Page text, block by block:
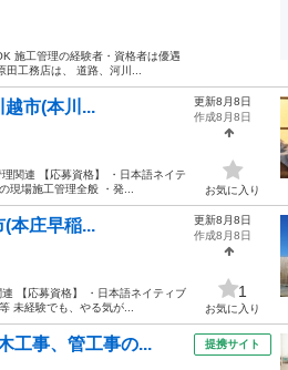
施工管理の経験者・資格者は優遇
工務店は、 道路、河川...
越市(本川...
関連 【応募資格】 ・日本語ネイテ
現場施工管理全般 ・発...
更新8月8日
作成8月8日
お気に入り
(本庄早稲...
【応募資格】 ・日本語ネイティブ
未経験でも、やる気が...
更新8月8日
作成8月8日
1
お気に入り
工事、管工事の... 提携サイト